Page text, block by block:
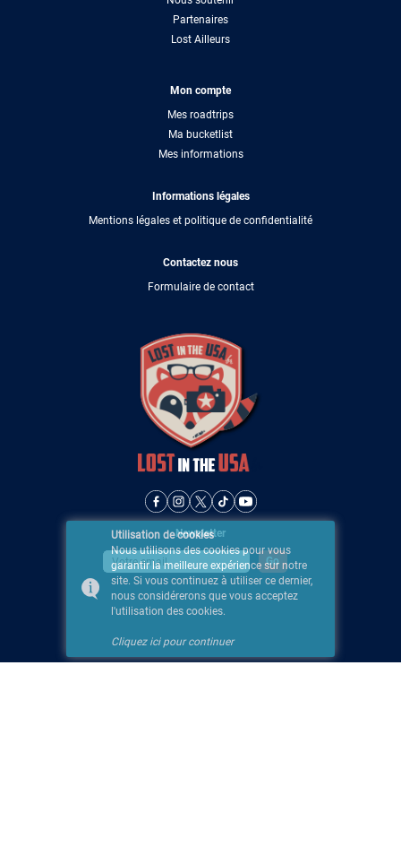
Partenaires
Lost Ailleurs
Mon compte
Mes roadtrips
Ma bucketlist
Mes informations
Informations légales
Mentions légales et politique de confidentialité
Contactez nous
Formulaire de contact
Newsletter
Utilisation de cookies
Nous utilisons des cookies pour vous
garantir la meilleure expérience sur notre
site. Si vous continuez à utiliser ce dernier,
nous considérerons que vous acceptez
l'utilisation des cookies.
Cliquez ici pour continuer